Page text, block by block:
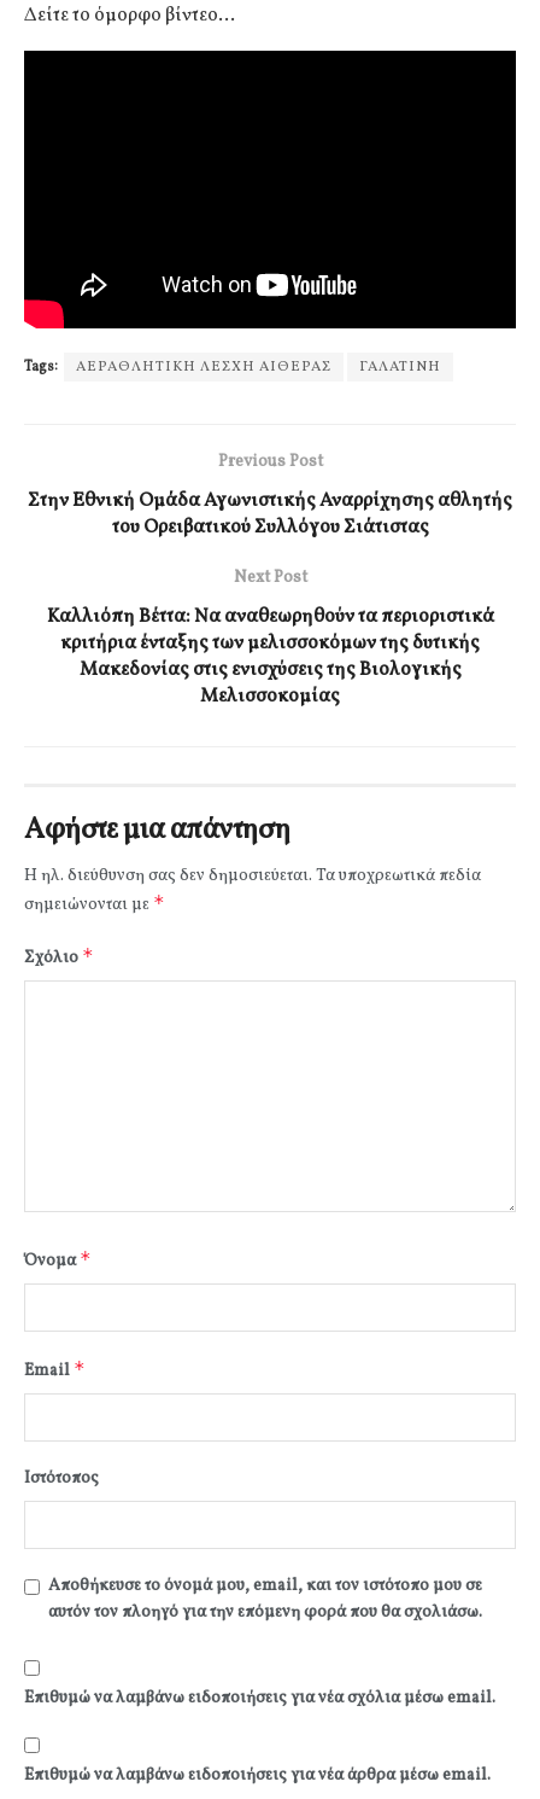
Δείτε το όμορφο βίντεο…
Tags: ΑΕΡΑΘΛΗΤΙΚΗ ΛΕΣΧΗ ΑΙΘΕΡΑΣ ΓΑΛΑΤΙΝΗ
Previous Post
Στην Εθνική Ομάδα Αγωνιστικής Αναρρίχησης αθλητής
του Ορειβατικού Συλλόγου Σιάτιστας
Next Post
Καλλιόπη Βέττα: Να αναθεωρηθούν τα περιοριστικά
κριτήρια ένταξης των μελισσοκόμων της δυτικής
Μακεδονίας στις ενισχύσεις της Βιολογικής
Μελισσοκομίας
Αφήστε μια απάντηση
Η ηλ. διεύθυνση σας δεν δημοσιεύεται. Τα υποχρεωτικά πεδία
σημειώνονται με *
Σχόλιο *
Όνομα*
Email *
Ιστότοπος
Αποθήκευσε το όνομά μου, email, και τον ιστότοπο μου σε
αυτόν τον πλοηγό για την επόμενη φορά που θα σχολιάσω.
Επιθυμώ να λαμβάνω ειδοποιήσεις για νέα σχόλια μέσω email.
Επιθυμώ να λαμβάνω ειδοποιήσεις για νέα άρθρα μέσω email.